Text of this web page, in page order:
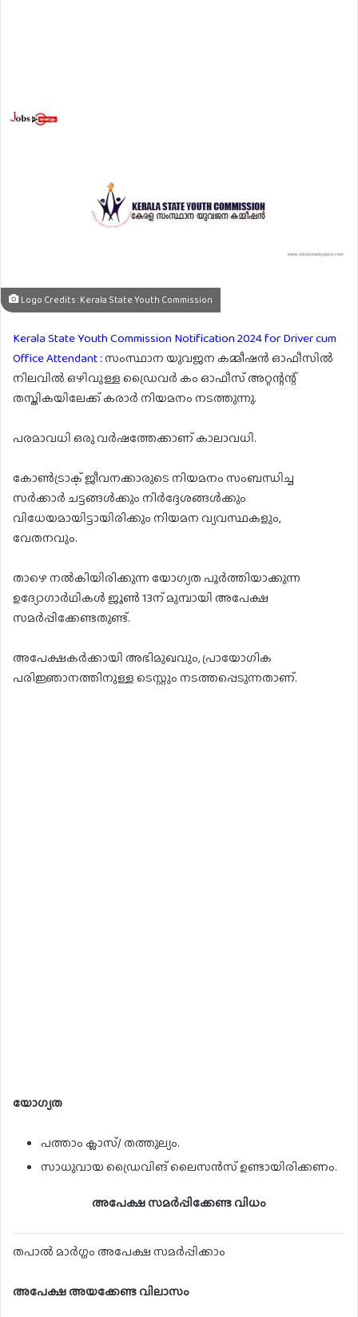
Logo Credits : Kerala State Youth Commission
Kerala State Youth Commission Notification 2024 for Driver cum
Office Attendant :സംസ്ഥാന യുവജന കമ്മീഷന്‍ ഓഫീസില്‍
നിലവില്‍ ഒഴിവുള്ള ഡ്രൈവര്‍ കം ഓഫീസ് അറ്റന്റന്റ്
തസ്തികയിലേക്ക് കരാര്‍ നിയമനം നടത്തുന്നു.
പരമാവധി ഒരു വര്‍ഷത്തേക്കാണ് കാലാവധി.
കോണ്‍ട്രാക്ട് ജീവനക്കാരുടെ നിയമനം സംബന്ധിച്ച
സര്‍ക്കാര്‍ ചട്ടങ്ങള്‍ക്കും നിര്‍ദ്ദേശങ്ങള്‍ക്കും
വിധേയമായിട്ടായിരിക്കും നിയമന വ്യവസ്ഥകളും,
വേതനവും.
താഴെ നല്‍കിയിരിക്കുന്ന യോഗ്യത പൂര്‍ത്തിയാക്കുന്ന
ഉദ്യോഗാര്‍ഥികള്‍ ജൂണ്‍ 13ന് മുമ്പായി അപേക്ഷ
സമര്‍പ്പിക്കേണ്ടതുണ്ട്.
അപേക്ഷകര്‍ക്കായി അഭിമുഖവും, പ്രായോഗിക
പരിജ്ഞാനത്തിനുള്ള ടെസ്റ്റും നടത്തപ്പെടുന്നതാണ്.
യോഗ്യത
പത്താം ക്ലാസ്/ തത്തുല്യം.
സാധുവായ ഡ്രൈവിങ് ലൈസന്‍സ് ഉണ്ടായിരിക്കണം.
അപേക്ഷ സമർപ്പിക്കേണ്ട വിധം
തപാൽ മാർഗ്ഗം അപേക്ഷ സമർപ്പിക്കാം
അപേക്ഷ അയക്കേണ്ട വിലാസം